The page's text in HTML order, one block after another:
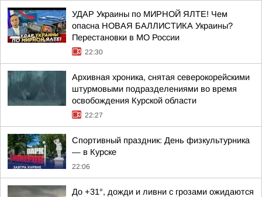
УДАР Украины по МИРНОЙ ЯЛТЕ! Чем
опасна НОВАЯ БАЛЛИСТИКА Украины?
Перестановки в МО России
22:30
Архивная хроника, снятая северокорейскими
штурмовыми подразделениями во время
освобождения Курской области
22:27
Спортивный праздник: День физкультурника
— в Курске
22:06
До +31°, дожди и ливни с грозами ожидаются